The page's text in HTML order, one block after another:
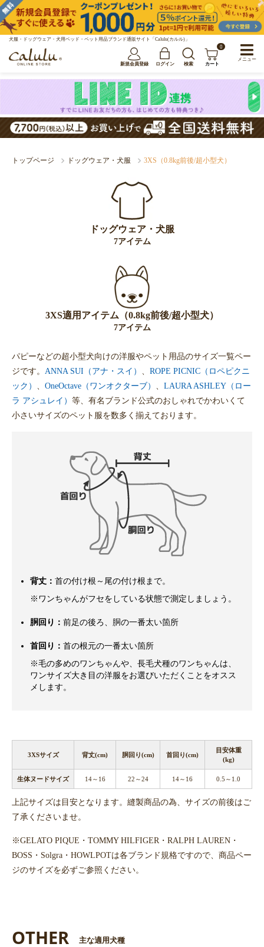
犬服・ドッグウェア・犬用ベッド・ペット用品ブランド通販サイト「Calulu(カルル)」
新規会員登録 ログイン 検索
0
カート
トップページ ドッグウェア・犬服 3XS（0.8kg前後/超小型犬）
ドッグウェア・犬服
7アイテム
3XS適用アイテム（0.8kg前後/超小型犬）
7アイテム
パピーなどの超小型犬向けの洋服やペット用品のサイズ一覧ペー
ジです。 ANNA SUI（アナ・スイ） 、 ROPE PICNIC（ロペピクニ
ック） 、 OneOctave（ワンオクターブ） 、 LAURA ASHLEY（ロー
ラ アシュレイ） 等、有名ブランド公式のおしゃれでかわいくて
小さいサイズのペット服を数多く揃えております。
背丈： 首の付け根～尾の付け根まで。
※ワンちゃんがフセをしている状態で測定しましょう。
胴回り： 前足の後ろ、胴の一番太い箇所
首回り： 首の根元の一番太い箇所
※毛の多めのワンちゃんや、長毛犬種のワンちゃんは、
ワンサイズ大き目の洋服をお選びいただくことをオスス
メします。
3XSサイズ 背丈(cm) 胴回り(cm) 首回り(cm)
目安体重
(kg)
生体ヌードサイズ 14～16 22～24 14～16 0.5～1.0
上記サイズは目安となります。縫製商品の為、サイズの前後はご
了承くださいませ。
※GELATO PIQUE・TOMMY HILFIGER・RALPH LAUREN・
BOSS・Solgra・HOWLPOTは各ブランド規格ですので、商品ペー
ジのサイズを必ずご参照ください。
OTHER 主な適用犬種
メニュー